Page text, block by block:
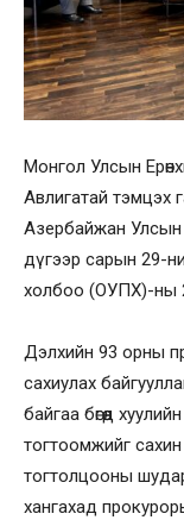
Монгол Улсын
Авлигатай тэмцэх
Азербайжан Улсын
дүгээр сарын 29-
холбоо (ОУПХ)-ны
Дэлхийн 93 орны
сахиулах
байгаа бөгөөд
тогтоомжийг
тогтолцооны
хангахад